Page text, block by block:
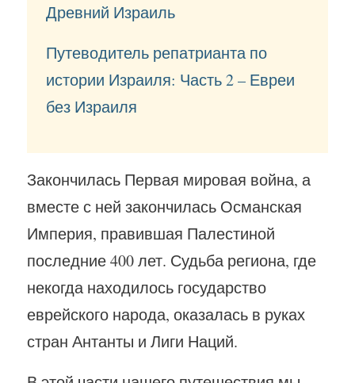
Древний Израиль
Путеводитель репатрианта по
истории Израиля: Часть 2 – Евреи
без Израиля
Закончилась Первая мировая война, а
вместе с ней закончилась Османская
Империя, правившая Палестиной
последние 400 лет. Судьба региона, где
некогда находилось государство
еврейского народа, оказалась в руках
стран Антанты и Лиги Наций.